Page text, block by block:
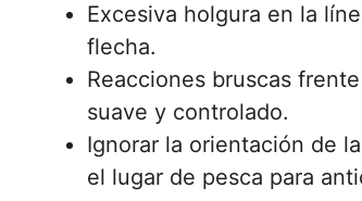
Excesiva holgura en la
flecha.
Reacciones bruscas
suave y controlado.
Ignorar la orientación de
el lugar de pesca para